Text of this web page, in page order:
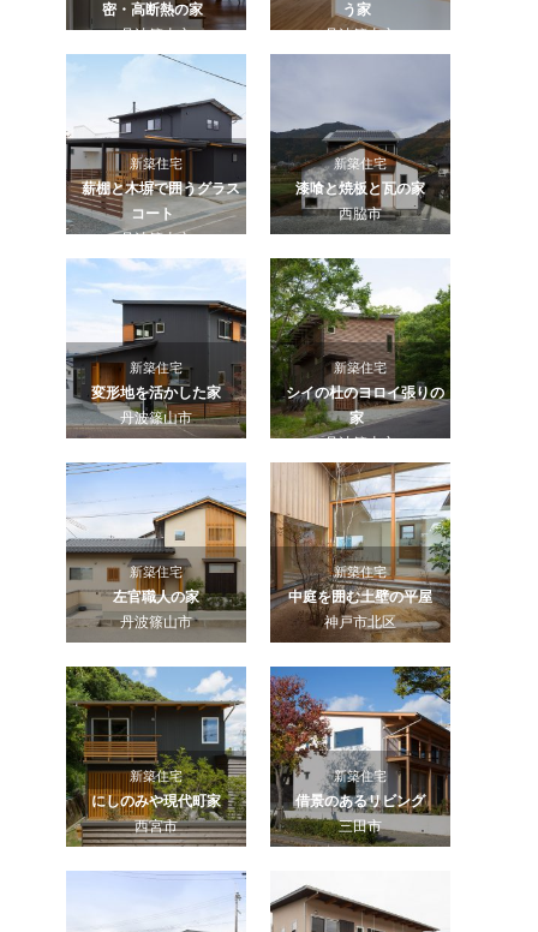
密・高断熱の家
丹波篠山市
う家
丹波篠山市
新築住宅
薪棚と木塀で囲うグラス
コート
丹波篠山市
新築住宅
漆喰と焼板と瓦の家
西脇市
新築住宅
変形地を活かした家
丹波篠山市
新築住宅
シイの杜のヨロイ張りの
家
丹波篠山市
新築住宅
左官職人の家
丹波篠山市
新築住宅
中庭を囲む土壁の平屋
神戸市北区
新築住宅
にしのみや現代町家
西宮市
新築住宅
借景のあるリビング
三田市